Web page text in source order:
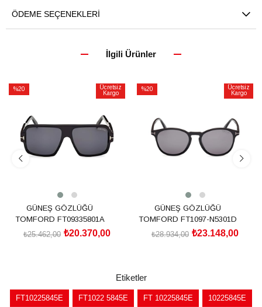
ÖDEME SEÇENEKLERI
İlgili Ürünler
%20
Ücretsiz
Kargo
GÜNEŞ GÖZLÜĞÜ
TOMFORD FT09335801A
₺20.370,00
₺25.462,00
%20
Ücretsiz
Kargo
GÜNEŞ GÖZLÜĞÜ
TOMFORD FT1097-N5301D
₺23.148,00
₺28.934,00
Etiketler
FT10225845E FT1022 5845E FT 10225845E 10225845E